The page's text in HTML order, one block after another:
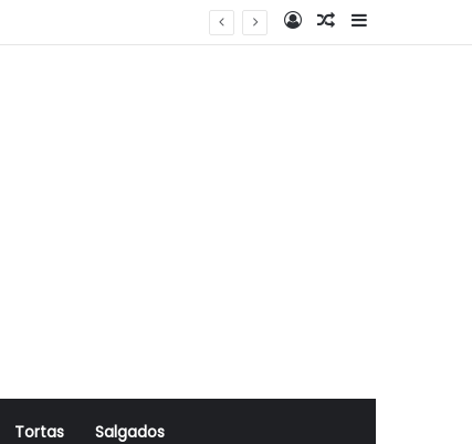
Log InArtigo Aleatório
Sidebar
Tortas Salgados